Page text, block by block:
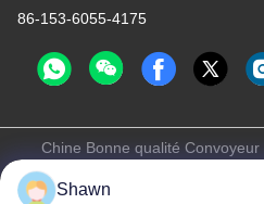
86-153-6055-4175
Chine Bonne qualité
Guangzhou Kaixi Wisdom Valley
Shawn